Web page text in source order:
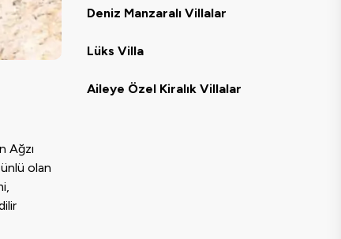
Ağzı
olan
Deniz Manzaralı Villalar
Lüks Villa
Aileye Özel Kiralık Villalar